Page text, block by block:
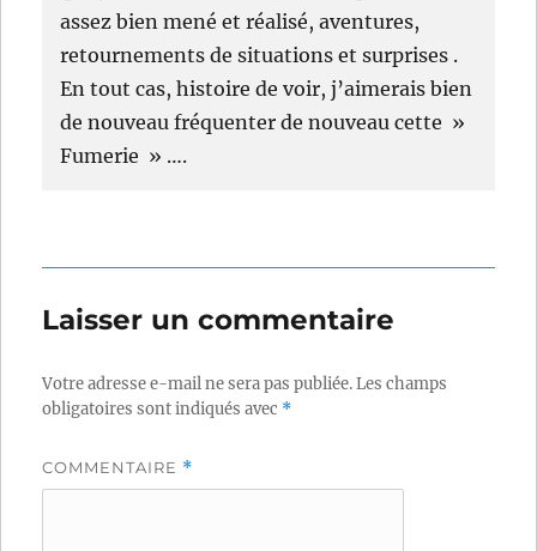
assez bien mené et réalisé, aventures,
retournements de situations et surprises .
En tout cas, histoire de voir, j’aimerais bien
de nouveau fréquenter de nouveau cette »
Fumerie » ….
Laisser un commentaire
Votre adresse e-mail ne sera pas publiée.Les champs
obligatoires sont indiqués avec *
COMMENTAIRE *